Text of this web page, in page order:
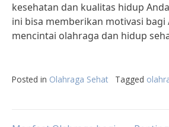
kesehatan dan kualitas hidup
ini bisa memberikan motivasi bagi
mencintai olahraga dan hidup
Posted in Olahraga Sehat Tagged